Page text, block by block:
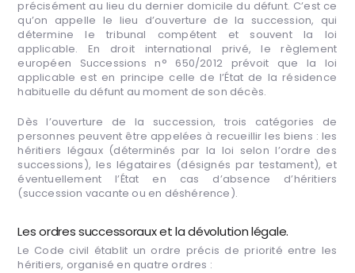
précisément au lieu du dernier domicile du défunt. C’est ce
qu’on appelle le lieu d’ouverture de la succession, qui
détermine le tribunal compétent et souvent la loi
applicable. En droit international privé, le règlement
européen Successions n° 650/2012 prévoit que la loi
applicable est en principe celle de l’État de la résidence
habituelle du défunt au moment de son décès.
Dès l’ouverture de la succession, trois catégories de
personnes peuvent être appelées à recueillir les biens : les
héritiers légaux (déterminés par la loi selon l’ordre des
successions), les légataires (désignés par testament), et
éventuellement l’État en cas d’absence d’héritiers
(succession vacante ou en déshérence).
Les ordres successoraux et la dévolution légale.
Le Code civil établit un ordre précis de priorité entre les
héritiers, organisé en quatre ordres :